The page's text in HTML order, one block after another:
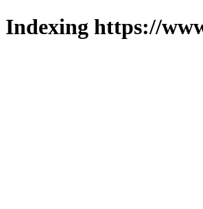
Indexing https://